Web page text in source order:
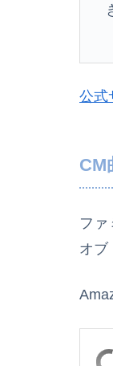
公式
CM
ファ
オブ